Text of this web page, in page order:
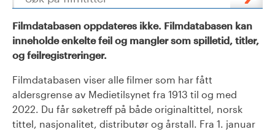
Filmdatabasen oppdateres ikke. Filmdatabasen kan
inneholde enkelte feil og mangler som spilletid, titler,
og feilregistreringer.
Filmdatabasen viser alle filmer som har fått
aldersgrense av Medietilsynet fra 1913 til og med
2022. Du får søketreff på både originaltittel, norsk
tittel, nasjonalitet, distributør og årstall. Fra 1. januar